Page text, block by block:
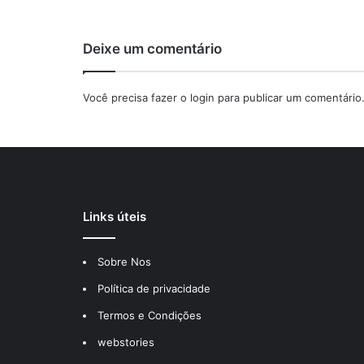
Deixe um comentário
Você precisa fazer o login para publicar um comentário.
Links úteis
Sobre Nos
Política de privacidade
Termos e Condições
webstories